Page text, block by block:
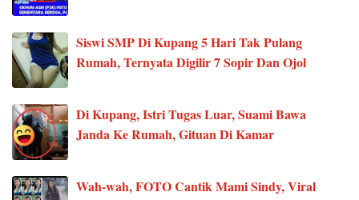
Siswi SMP Di Kupang 5 Hari Tak Pulang
Rumah, Ternyata Digilir 7 Sopir Dan Ojol
Di Kupang, Istri Tugas Luar, Suami Bawa
Janda Ke Rumah, Gituan Di Kamar
Wah-wah, FOTO Cantik Mami Sindy, Viral